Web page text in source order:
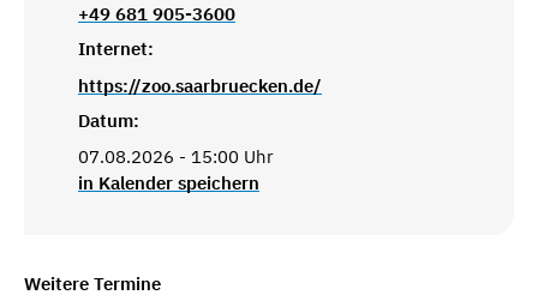
+49 681 905-3600
Internet:
https://zoo.saarbruecken.de/
Datum:
07.08.2026 - 15:00 Uhr
in Kalender speichern
Weitere Termine